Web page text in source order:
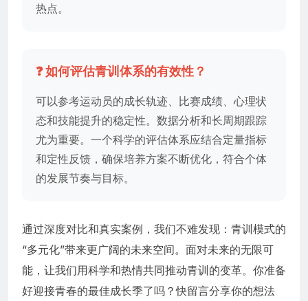
热点。
❓ 如何评估青训体系的有效性？
可以参考运动员的成长轨迹、比赛成绩、心理状
态和技能提升的稳定性。数据分析和长周期跟踪
尤为重要。一个科学的评估体系应结合定量指标
和定性反馈，确保培养方案不断优化，符合个体
的发展节奏与目标。
通过深度对比和真实案例，我们不难发现：青训模式的
“多元化”带来更广阔的未来空间。面对未来的无限可
能，让我们用科学和热情共同推动青训的变革。你准备
好迎接青春的最佳成长季了吗？快留言分享你的想法